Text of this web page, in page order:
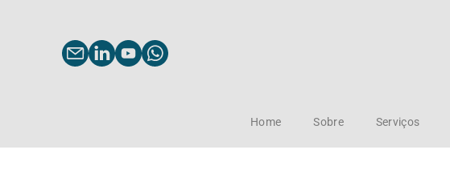
Home Sobre Serviços